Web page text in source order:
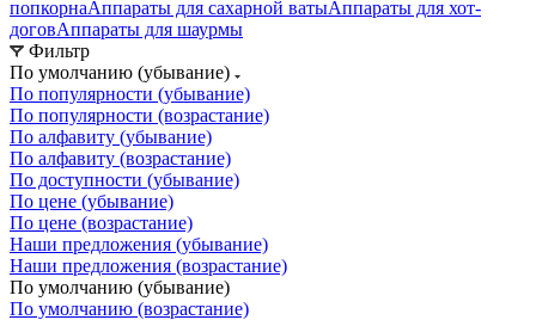
попкорнаАппараты для сахарной ватыАппараты для хот-
договАппараты для шаурмы
Фильтр
По умолчанию (убывание)
По популярности (убывание)
По популярности (возрастание)
По алфавиту (убывание)
По алфавиту (возрастание)
По доступности (убывание)
По цене (убывание)
По цене (возрастание)
Наши предложения (убывание)
Наши предложения (возрастание)
По умолчанию (убывание)
По умолчанию (возрастание)